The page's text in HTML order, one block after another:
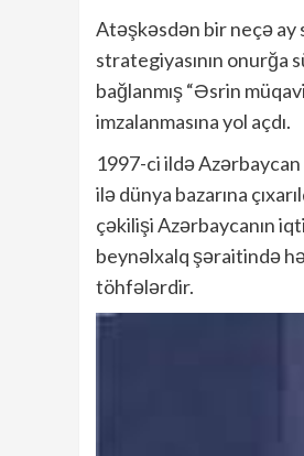
Atəşkəsdən bir neçə ay
strategiyasının onurğa
bağlanmış “Əsrin
imzalanmasına yol açdı.
1997-ci ildə
ilə dünya bazarına
çəkilişi Azərbaycanın
beynəlxalq şəraitində
töhfələrdir.